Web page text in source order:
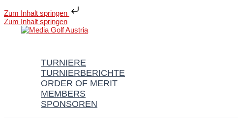
Zum Inhalt springen
Zum Inhalt springen
TURNIERE
TURNIERBERICHTE
ORDER OF MERIT
MEMBERS
SPONSOREN